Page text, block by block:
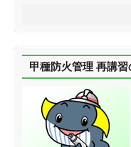
甲種防火管理 再講習